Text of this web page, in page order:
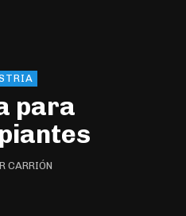
para
CARRIÓN